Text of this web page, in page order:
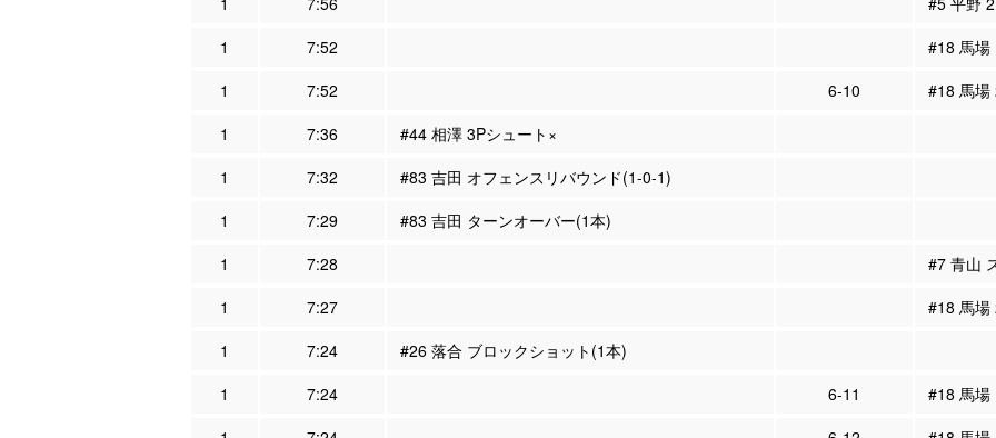
1
7:52
#18 馬場
1
7:52 6-10
#18 馬場
1
7:36
#44 相澤 3Pシュート×
1
7:32
#83 吉田 オフェンスリバウンド(1-0-1)
1
7:29
#83 吉田 ターンオーバー(1本)
1
7:28
#7 青山
1
7:27
#18 馬場
1
7:24
#26 落合 ブロックショット(1本)
1
7:24 6-11
#18 馬場